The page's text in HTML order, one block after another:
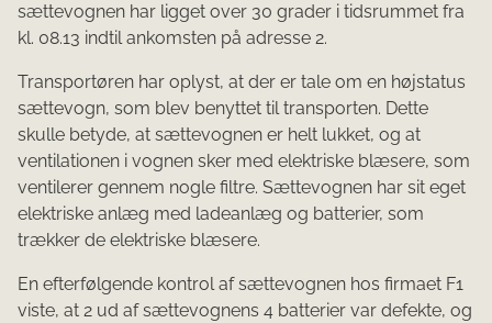
sættevognen har ligget over 30 grader i tidsrummet fra
kl. 08.13 indtil ankomsten på adresse 2.
Transportøren har oplyst, at der er tale om en højstatus
sættevogn, som blev benyttet til transporten. Dette
skulle betyde, at sættevognen er helt lukket, og at
ventilationen i vognen sker med elektriske blæsere, som
ventilerer gennem nogle filtre. Sættevognen har sit eget
elektriske anlæg med ladeanlæg og batterier, som
trækker de elektriske blæsere.
En efterfølgende kontrol af sættevognen hos firmaet F1
viste, at 2 ud af sættevognens 4 batterier var defekte, og